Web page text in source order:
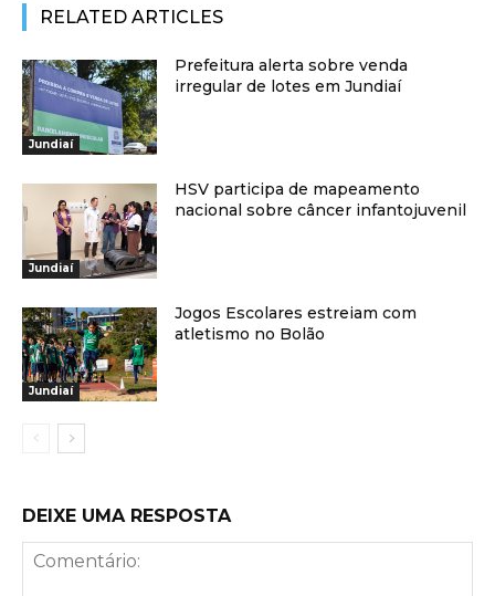
RELATED ARTICLES
Jundiaí
Prefeitura alerta sobre venda
irregular de lotes em Jundiaí
Jundiaí
HSV participa de mapeamento
nacional sobre câncer infantojuvenil
Jundiaí
Jogos Escolares estreiam com
atletismo no Bolão
DEIXE UMA RESPOSTA